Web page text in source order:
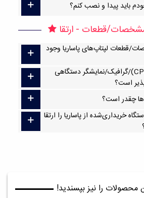
باید پیدا و نصب کنم؟
قطعات - ارتقا
قطعات لپتاپ‌های پاساریا وجود
می‌خواهم پردازنده (CPU)/گرافیک/نمایشگر دستگاهی
است؟
چقدر است؟
خریداری‌شده از پاساریا را ارتقا
محصولات را نیز بپسندید!